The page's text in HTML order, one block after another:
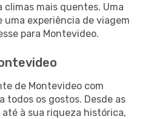
climas mais quentes. Uma
uma experiência de viagem
para Montevideo.
de Montevideo com
todos os gostos. Desde as
à sua riqueza histórica,